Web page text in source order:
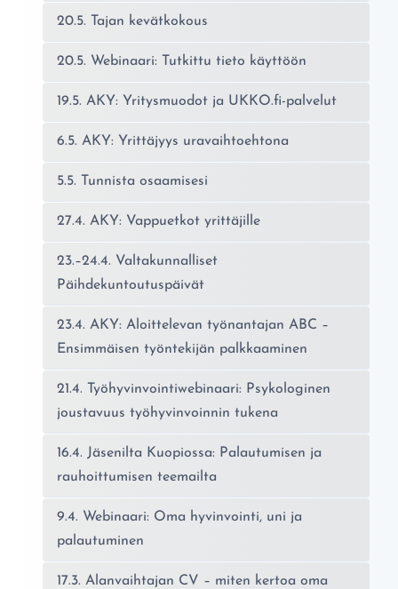
20.5. Tajan kevätkokous
20.5. Webinaari: Tutkittu tieto käyttöön
19.5. AKY: Yritysmuodot ja UKKO.fi-palvelut
6.5. AKY: Yrittäjyys uravaihtoehtona
5.5. Tunnista osaamisesi
27.4. AKY: Vappuetkot yrittäjille
23.–24.4. Valtakunnalliset
Päihdekuntoutuspäivät
23.4. AKY: Aloittelevan työnantajan ABC –
Ensimmäisen työntekijän palkkaaminen
21.4. Työhyvinvointiwebinaari: Psykologinen
joustavuus työhyvinvoinnin tukena
16.4. Jäsenilta Kuopiossa: Palautumisen ja
rauhoittumisen teemailta
9.4. Webinaari: Oma hyvinvointi, uni ja
palautuminen
17.3. Alanvaihtajan CV – miten kertoa oma